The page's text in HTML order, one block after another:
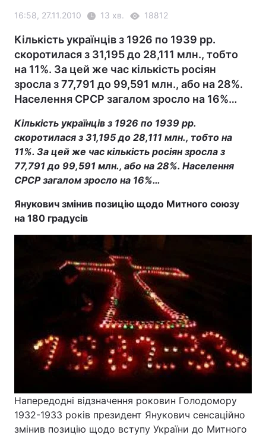
Головна Війна
Україна Політика
Економіка Світ
Спорт Наука
16:58, 27.11.2010 13 хв. 18812
Кількість українців з 1926 по 1939 рр.
скоротилася з 31,195 до 28,111 млн., тобто
на 11%. За цей же час кількість росіян
зросла з 77,791 до 99,591 млн., або на 28%.
Населення СРСР загалом зросло на 16%…
Кількість українців з 1926 по 1939 рр.
скоротилася з 31,195 до 28,111 млн., тобто на
11%. За цей же час кількість росіян зросла з
77,791 до 99,591 млн., або на 28%. Населення
СРСР загалом зросло на 16%…
Янукович змінив позицію щодо Митного союзу
на 180 градусів
Напередодні відзначення роковин Голодомору
1932-1933 років президент Янукович сенсаційно
змінив позицію щодо вступу України до Митного